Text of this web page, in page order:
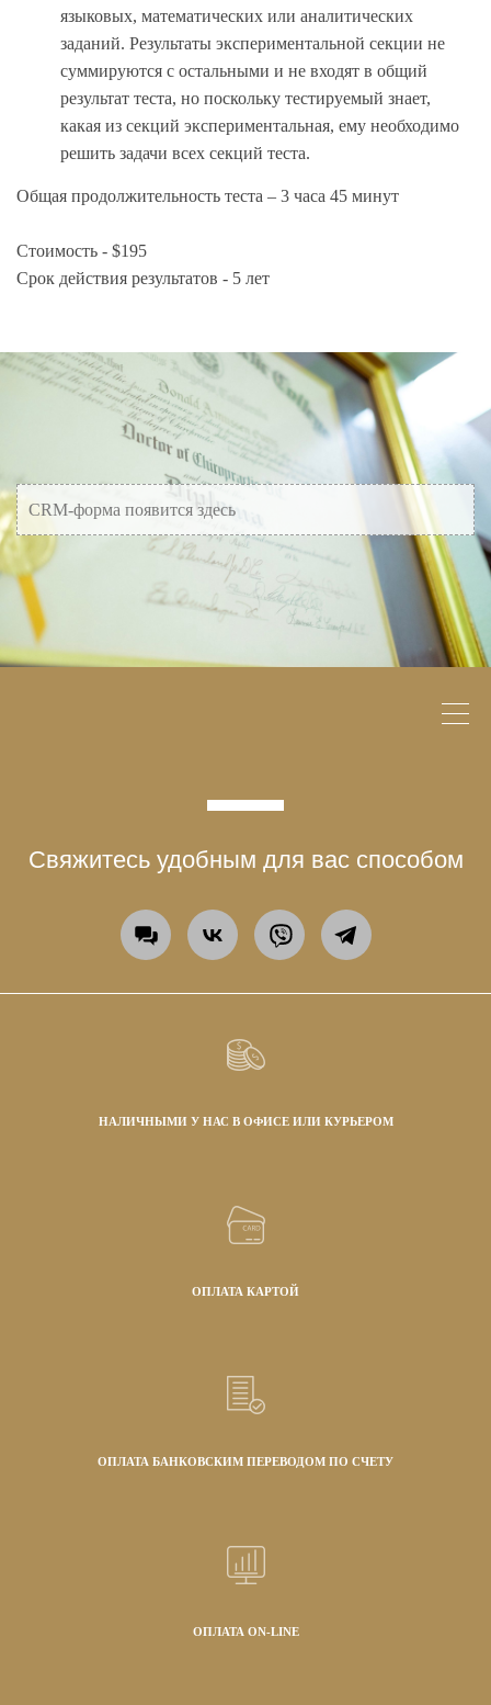
языковых, математических или аналитических
заданий. Результаты экспериментальной секции не
суммируются с остальными и не входят в общий
результат теста, но поскольку тестируемый знает,
какая из секций экспериментальная, ему необходимо
решить задачи всех секций теста.
Общая продолжительность теста – 3 часа 45 минут
Стоимость - $195
Срок действия результатов - 5 лет
CRM-форма появится здесь
Свяжитесь удобным для вас способом
НАЛИЧНЫМИ У НАС В ОФИСЕ ИЛИ КУРЬЕРОМ
ОПЛАТА КАРТОЙ
ОПЛАТА БАНКОВСКИМ ПЕРЕВОДОМ ПО СЧЕТУ
ОПЛАТА ON-LINE